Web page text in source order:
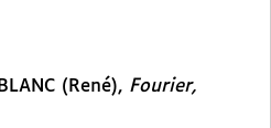
(René), Fourier,